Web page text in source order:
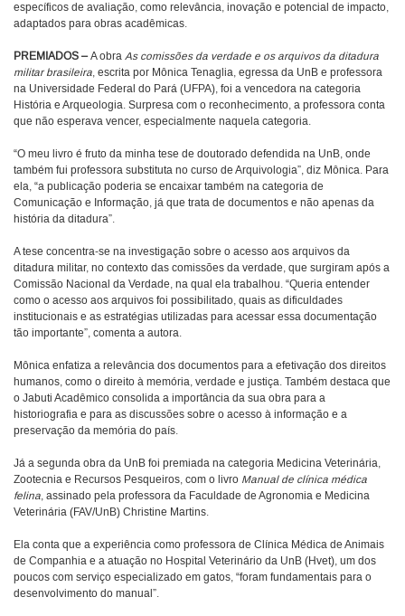
específicos de avaliação, como relevância, inovação e potencial de impacto,
adaptados para obras acadêmicas.
PREMIADOS –A obra As comissões da verdade e os arquivos da ditadura
militar brasileira, escrita por Mônica Tenaglia, egressa da UnB e professora
na Universidade Federal do Pará (UFPA), foi a vencedora na categoria
História e Arqueologia. Surpresa com o reconhecimento, a professora conta
que não esperava vencer, especialmente naquela categoria.
“O meu livro é fruto da minha tese de doutorado defendida na UnB, onde
também fui professora substituta no curso de Arquivologia”, diz Mônica. Para
ela, “a publicação poderia se encaixar também na categoria de
Comunicação e Informação, já que trata de documentos e não apenas da
história da ditadura”.
A tese concentra-se na investigação sobre o acesso aos arquivos da
ditadura militar, no contexto das comissões da verdade, que surgiram após a
Comissão Nacional da Verdade, na qual ela trabalhou. “Queria entender
como o acesso aos arquivos foi possibilitado, quais as dificuldades
institucionais e as estratégias utilizadas para acessar essa documentação
tão importante”, comenta a autora.
Mônica enfatiza a relevância dos documentos para a efetivação dos direitos
humanos, como o direito à memória, verdade e justiça. Também destaca que
o Jabuti Acadêmico consolida a importância da sua obra para a
historiografia e para as discussões sobre o acesso à informação e a
preservação da memória do país.
Já a segunda obra da UnB foi premiada na categoria Medicina Veterinária,
Zootecnia e Recursos Pesqueiros, com o livro Manual de clínica médica
felina, assinado pela professora da Faculdade de Agronomia e Medicina
Veterinária (FAV/UnB) Christine Martins.
Ela conta que a experiência como professora de Clínica Médica de Animais
de Companhia e a atuação no Hospital Veterinário da UnB (Hvet), um dos
poucos com serviço especializado em gatos, “foram fundamentais para o
desenvolvimento do manual”.